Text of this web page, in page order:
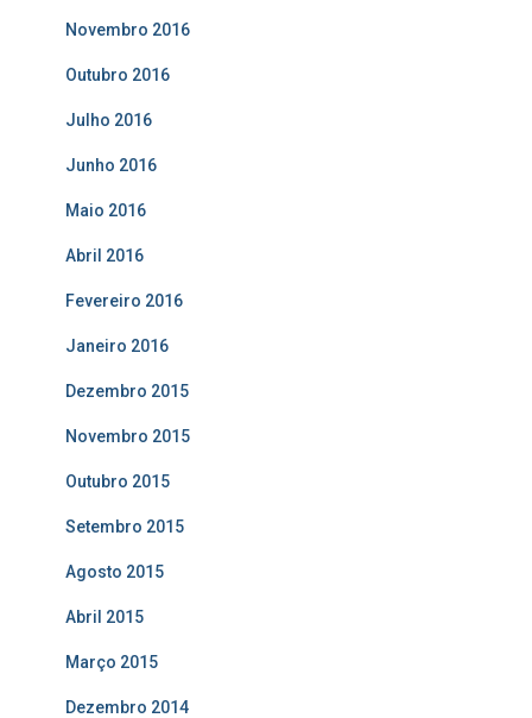
Novembro 2016
Outubro 2016
Julho 2016
Junho 2016
Maio 2016
Abril 2016
Fevereiro 2016
Janeiro 2016
Dezembro 2015
Novembro 2015
Outubro 2015
Setembro 2015
Agosto 2015
Abril 2015
Março 2015
Dezembro 2014